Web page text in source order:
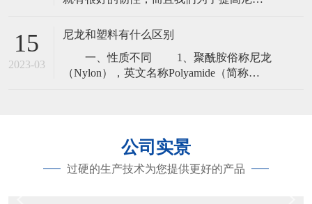
这制作的过程中是需要加入一些增韧剂来
容，而且还能有效地增加尼龙制品的韧
性，具有很好的流动性和分散性。 尼
15
2023-03
尼龙和塑料有什么区别
一、性质不同 1、聚酰胺俗称尼龙
（Nylon），英文名称Polyamide（简称
应聚合而成的高分子化合物（
公司实景
过硬的生产技术为您提供更好的产品